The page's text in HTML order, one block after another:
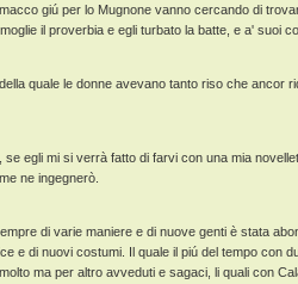
giú per lo Mugnone vanno cercando di
il proverbia e egli turbato la batte, e a' suoi
quale le donne avevano tanto riso che ancor
se egli mi si verrà fatto di farvi con una mia
ne ingegnerò.
di varie maniere e di nuove genti è stata
e di nuovi costumi. Il quale il piú del tempo con
ma per altro avveduti e sagaci, li quali con